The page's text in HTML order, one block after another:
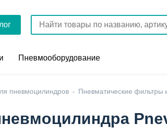
Пневмооборудование
пневмоцилиндров Пневматические фильтры